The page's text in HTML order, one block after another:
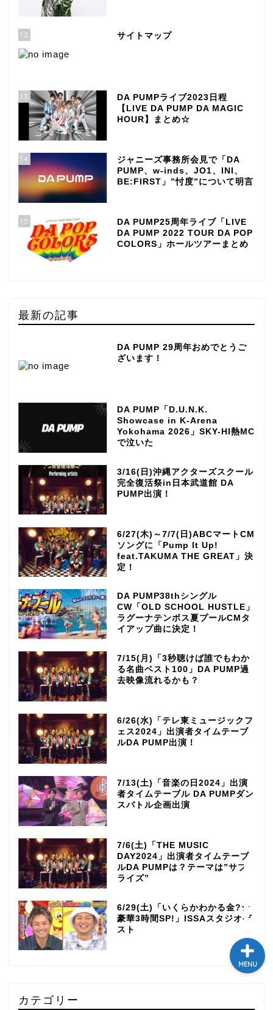
12 サイトマップ
13
DA PUMPライブ2023日程
【LIVE DA PUMP DA MAGIC
HOUR】まとめ☆
14
ジャニーズ事務所会見で「DA
PUMP、w-inds、JO1、INI、
BE:FIRST」”忖度”について明言
15
DA PUMP25周年ライブ「LIVE
DA PUMP 2022 TOUR DA POP
COLORS」ホールツアーまとめ
最新の記事
DA PUMP 29周年おめでとうご
ざいます！
DA PUMP「D.U.N.K.
Showcase in K-Arena
Yokohama 2026」SKY-HI熱MC
で泣いた
3/16(日)沖縄アクターズスクール
完全復活祭in日本武道館 DA
PUMP出演！
6/27(木)～7/7(日)ABCマートCM
ソングに「Pump It Up!
feat.TAKUMA THE GREAT」決
定！
DA PUMP38thシングル
CW「OLD SCHOOL HUSTLE」
ラグーナテンボス夏プールCMタ
イアップ曲に決定！
7/15(月)「3秒聴けば誰でもわか
る名曲ベスト100」DA PUMP過
去映像流れるかも？
6/26(水)「テレ東ミュージックフ
ェス2024」出演者タイムテーブ
ルDA PUMP出演！
7/13(土)「音楽の日2024」出演
者タイムテーブル DA PUMPダン
スバトル企画出演
7/6(土)「THE MUSIC
DAY2024」出演者タイムテーブ
ルDA PUMPは？テーマは”サプ
ライズ”
6/29(土)「いくらかわかる金?★
豪華3時間SP!」ISSAスタジオゲ
スト
カテゴリー
MENU
TOP
ラジオ
メゾン・ド・ミュージック
ばれラジオ～
ライブ・イベント